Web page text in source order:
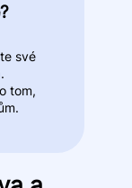
?
své
tom,